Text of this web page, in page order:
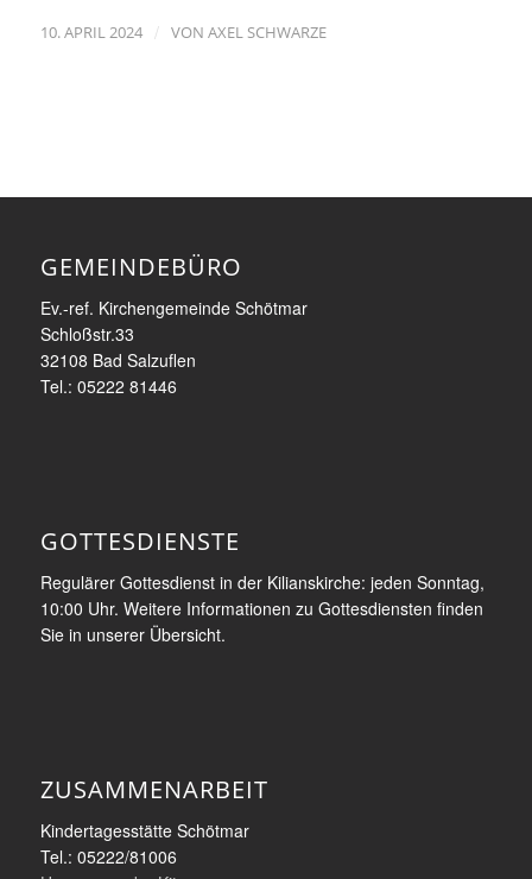
10. APRIL 2024 / VON AXEL SCHWARZE
GEMEINDEBÜRO
Ev.-ref. Kirchengemeinde Schötmar
Schloßstr.33
32108 Bad Salzuflen
Tel.: 05222 81446
GOTTESDIENSTE
Regulärer Gottesdienst in der Kilianskirche: jeden Sonntag,
10:00 Uhr. Weitere Informationen zu Gottesdiensten finden
Sie in unserer Übersicht.
ZUSAMMENARBEIT
Kindertagesstätte Schötmar
Tel.: 05222/81006